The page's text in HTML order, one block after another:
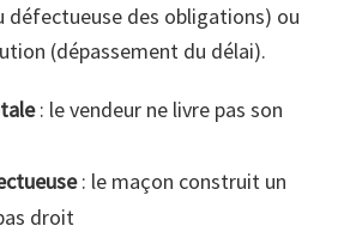
des obligations) ou
(dépassement du délai).
: le vendeur ne livre pas son
: le maçon construit un
droit